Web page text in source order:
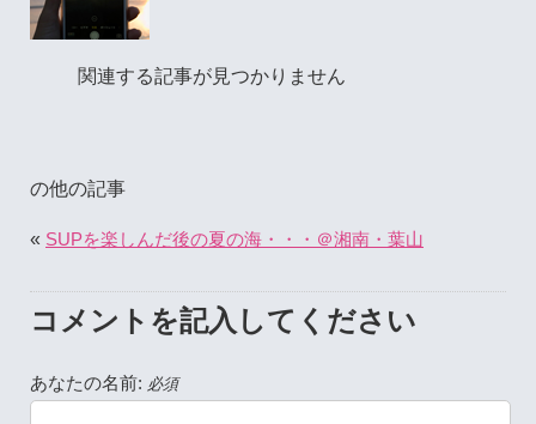
関連する記事が見つかりません
の他の記事
« SUPを楽しんだ後の夏の海・・・＠湘南・葉山
コメントを記入してください
あなたの名前: 必須